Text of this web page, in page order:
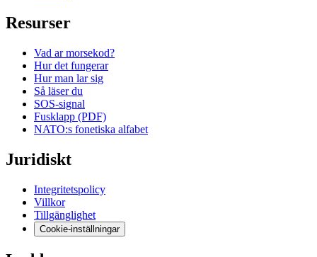
Resurser
Vad ar morsekod?
Hur det fungerar
Hur man lar sig
Så läser du
SOS-signal
Fusklapp (PDF)
NATO:s fonetiska alfabet
Juridiskt
Integritetspolicy
Villkor
Tillgänglighet
Cookie-inställningar